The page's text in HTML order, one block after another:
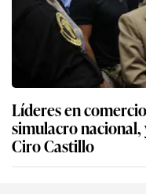
Líderes en
simulacro
Ciro Castillo